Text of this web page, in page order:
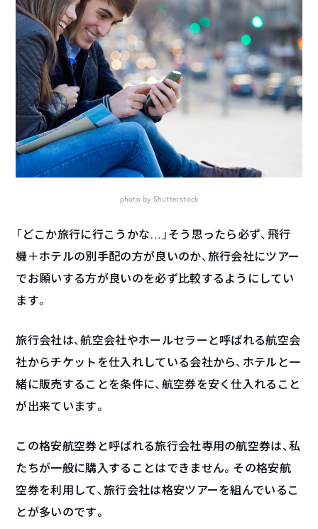
photo by Shutterstock
「どこか旅行に行こうかな…」そう思ったら必ず、飛行
機＋ホテルの別手配の方が良いのか、旅行会社にツアー
でお願いする方が良いのを必ず比較するようにしてい
ます。
旅行会社は、航空会社やホールセラーと呼ばれる航空会
社からチケットを仕入れしている会社から、ホテルと一
緒に販売することを条件に、航空券を安く仕入れること
が出来ています。
この格安航空券と呼ばれる旅行会社専用の航空券は、私
たちが一般に購入することはできません。その格安航
空券を利用して、旅行会社は格安ツアーを組んでいるこ
とが多いのです。